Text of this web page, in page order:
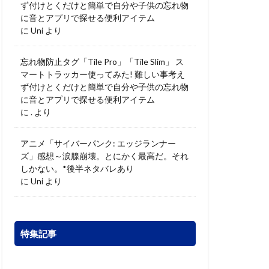
ず付けとくだけと簡単で自分や子供の忘れ物
に音とアプリで探せる便利アイテム
に Uni より
忘れ物防止タグ「Tile Pro」「Tile Slim」 ス
マートトラッカー使ってみた! 難しい事考え
ず付けとくだけと簡単で自分や子供の忘れ物
に音とアプリで探せる便利アイテム
に . より
アニメ「サイバーパンク: エッジランナー
ズ」感想～涙腺崩壊。とにかく最高だ。それ
しかない。*後半ネタバレあり
に Uni より
特集記事